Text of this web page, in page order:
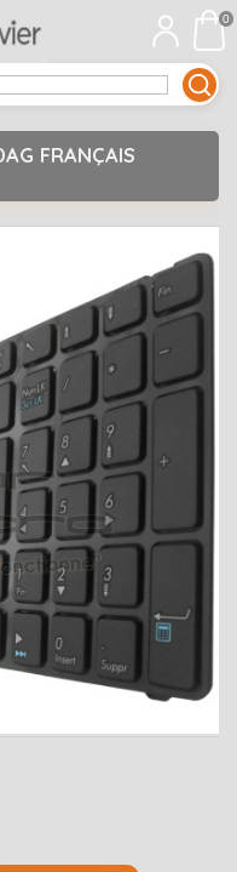
1
Open submenu
12
Open submenu
Open submenu
2
Open submenu
Open submenu
17
Open submenu
10
Open submenu
2
Open submenu
1
Open submenu
4
Open submenu
0
FRANÇAIS